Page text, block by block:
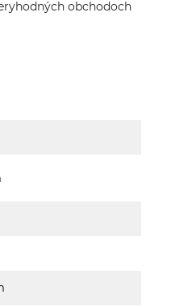
obchodoch